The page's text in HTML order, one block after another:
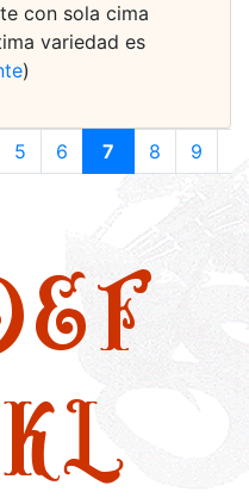
con sola cima
variedad es
)
5 6 7 8 9
EF
KL